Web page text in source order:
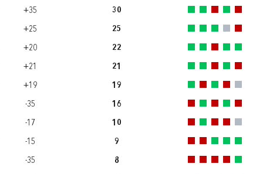
+35 30
+25 25
+20 22
+21 21
+19 19
-35 16
-17 10
-15 9
-35 8